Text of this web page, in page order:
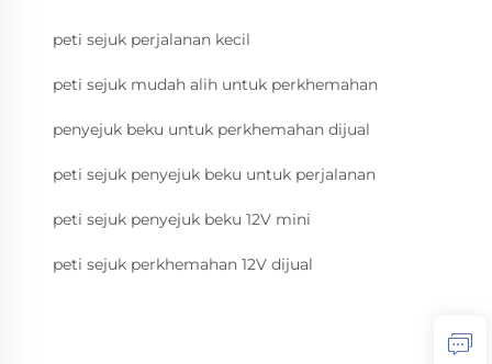
peti sejuk perjalanan kecil
peti sejuk mudah alih untuk perkhemahan
penyejuk beku untuk perkhemahan dijual
peti sejuk penyejuk beku untuk perjalanan
peti sejuk penyejuk beku 12V mini
peti sejuk perkhemahan 12V dijual